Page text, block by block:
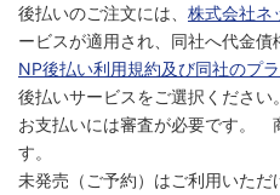
後払いのご注文には、 株式会社ネ
ービスが適用され、同社へ代金債
NP後払い利用規約及び同社のプ
後払いサービスをご選択ください。
お支払いには審査が必要です。
す。
未発売（ご予約）はご利用いただ